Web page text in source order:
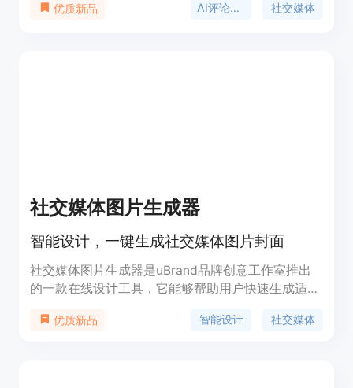
和参与度。产品支持跨平台使用，包括Product
优质新品 AI评论生成 社交媒体
社交媒体图片生成器
智能设计，一键生成社交媒体图片封面
社交媒体图片生成器是uBrand品牌创意工作室推出
的一款在线设计工具，它能够帮助用户快速生成适合
化了设计流程，提高了设计效率，使得即使是设计新
优质新品 智能设计 社交媒体